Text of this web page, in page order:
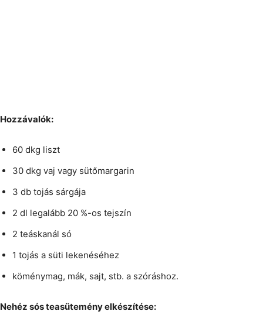
Hozzávalók:
60 dkg liszt
30 dkg vaj vagy sütőmargarin
3 db tojás sárgája
2 dl legalább 20 %-os tejszín
2 teáskanál só
1 tojás a süti lekenéséhez
köménymag, mák, sajt, stb. a szóráshoz.
Nehéz sós teasütemény elkészítése: